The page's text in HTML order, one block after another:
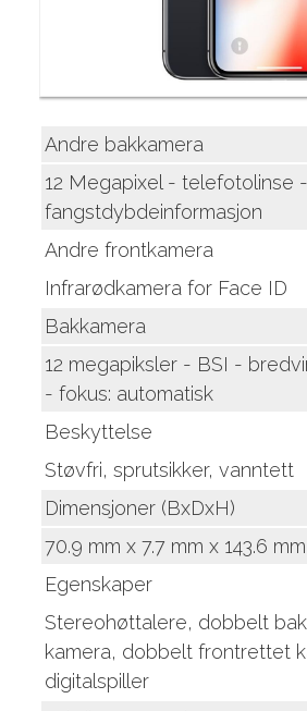
Andre bakkamera
12 Megapixel - telefotolinse
fangstdybdeinformasjon
Andre frontkamera
Infrarødkamera for Face ID
Bakkamera
12 megapiksler - BSI -
- fokus: automatisk
Beskyttelse
Støvfri, sprutsikker, vanntett
Dimensjoner (BxDxH)
70.9 mm x 7.7 mm x 143.6 mm
Egenskaper
Stereohøttalere, dobbelt
kamera, dobbelt frontrettet
digitalspiller